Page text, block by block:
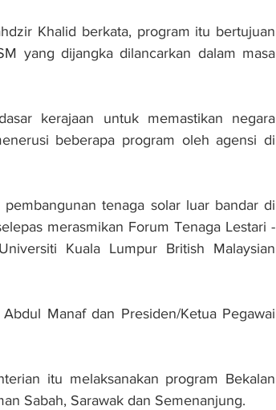
Khalid berkata, program itu bertujuan
yang dijangka dilancarkan dalam masa
kerajaan untuk memastikan negara
beberapa program oleh agensi di
tenaga solar luar bandar di
merasmikan Forum Tenaga Lestari -
Kuala Lumpur British Malaysian
Manaf dan Presiden/Ketua Pegawai
itu melaksanakan program Bekalan
Sabah, Sarawak dan Semenanjung.